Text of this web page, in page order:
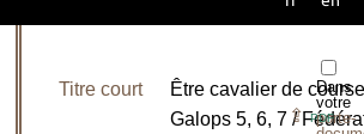
Dans
votre
porte-
⇪PDF
Titre court
Être cavalier de
Galops 5, 6, 7 /